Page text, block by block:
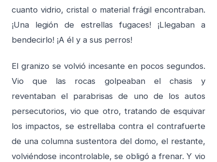
cuanto vidrio, cristal o material frágil encontraban.
¡Una legión de estrellas fugaces! ¡Llegaban a
bendecirlo! ¡A él y a sus perros!
El granizo se volvió incesante en pocos segundos.
Vio que las rocas golpeaban el chasis y
reventaban el parabrisas de uno de los autos
persecutorios, vio que otro, tratando de esquivar
los impactos, se estrellaba contra el contrafuerte
de una columna sustentora del domo, el restante,
volviéndose incontrolable, se obligó a frenar. Y vio